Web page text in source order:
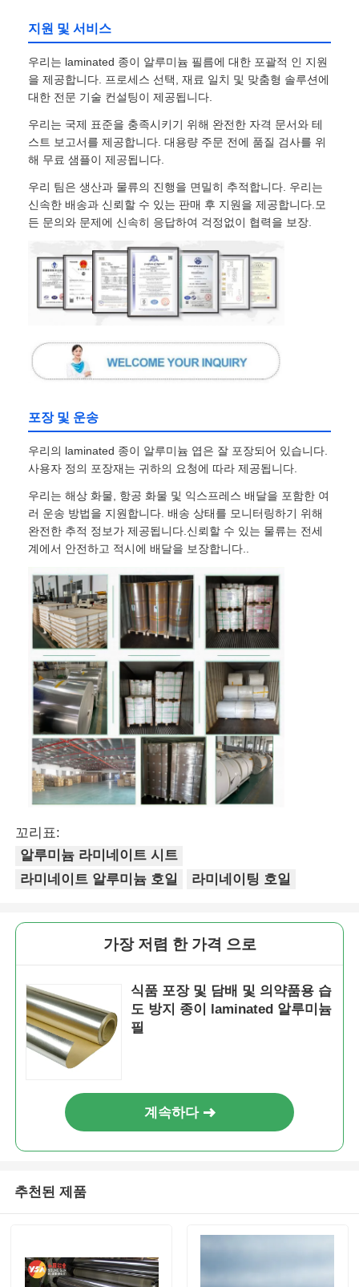
밀라늄 필름
알루미늄 벌집 패널
알루미늄 벌집
미러 알루미늄
지원 및 서비스
우리는 laminated 종이 알루미늄 필름에 대한 포괄적 인 지원
을 제공합니다. 프로세스 선택, 재료 일치 및 맞춤형 솔루션에
대한 전문 기술 컨설팅이 제공됩니다.
우리는 국제 표준을 충족시키기 위해 완전한 자격 문서와 테
스트 보고서를 제공합니다. 대용량 주문 전에 품질 검사를 위
해 무료 샘플이 제공됩니다.
우리 팀은 생산과 물류의 진행을 면밀히 추적합니다. 우리는
신속한 배송과 신뢰할 수 있는 판매 후 지원을 제공합니다.모
든 문의와 문제에 신속히 응답하여 걱정없이 협력을 보장.
포장 및 운송
우리의 laminated 종이 알루미늄 엽은 잘 포장되어 있습니다.
사용자 정의 포장재는 귀하의 요청에 따라 제공됩니다.
우리는 해상 화물, 항공 화물 및 익스프레스 배달을 포함한 여
러 운송 방법을 지원합니다. 배송 상태를 모니터링하기 위해
완전한 추적 정보가 제공됩니다.신뢰할 수 있는 물류는 전세
계에서 안전하고 적시에 배달을 보장합니다..
꼬리표:
알루미늄 라미네이트 시트
라미네이트 알루미늄 호일
라미네이팅 호일
가장 저렴 한 가격 으로
식품 포장 및 담배 및 의약품용 습
도 방지 종이 laminated 알루미늄
필
계속하다
추천된 제품